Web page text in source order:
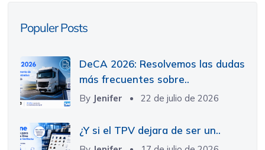
Populer Posts
DeCA 2026: Resolvemos las dudas
más frecuentes sobre..
By Jenifer 22 de julio de 2026
¿Y si el TPV dejara de ser un..